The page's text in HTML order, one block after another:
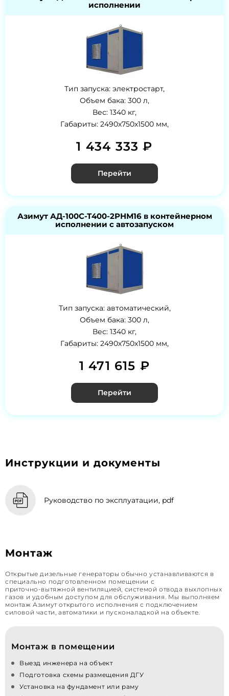
исполнении
Тип запуска: электростарт,
Объем бака: 300 л,
Вес: 1340 кг,
Габариты: 2490х750х1500 мм,
1 434 333 ₽
Перейти
Азимут АД-100С-Т400-2РНМ16 в контейнерном
исполнении с автозапуском
Тип запуска: автоматический,
Объем бака: 300 л,
Вес: 1340 кг,
Габариты: 2490х750х1500 мм,
1 471 615 ₽
Перейти
Инструкции и документы
Руководство по эксплуатации, pdf
Монтаж
Открытые дизельные генераторы обычно устанавливаются в
специально подготовленном помещении с
приточно‑вытяжной вентиляцией, системой отвода выхлопных
газов и удобным доступом для обслуживания. Мы выполняем
монтаж Азимут открытого исполнения с подключением
силовой части, автоматики и пусконаладкой на объекте.
Монтаж в помещении
Выезд инженера на объект
Подготовка схемы размещения ДГУ
Установка на фундамент или раму